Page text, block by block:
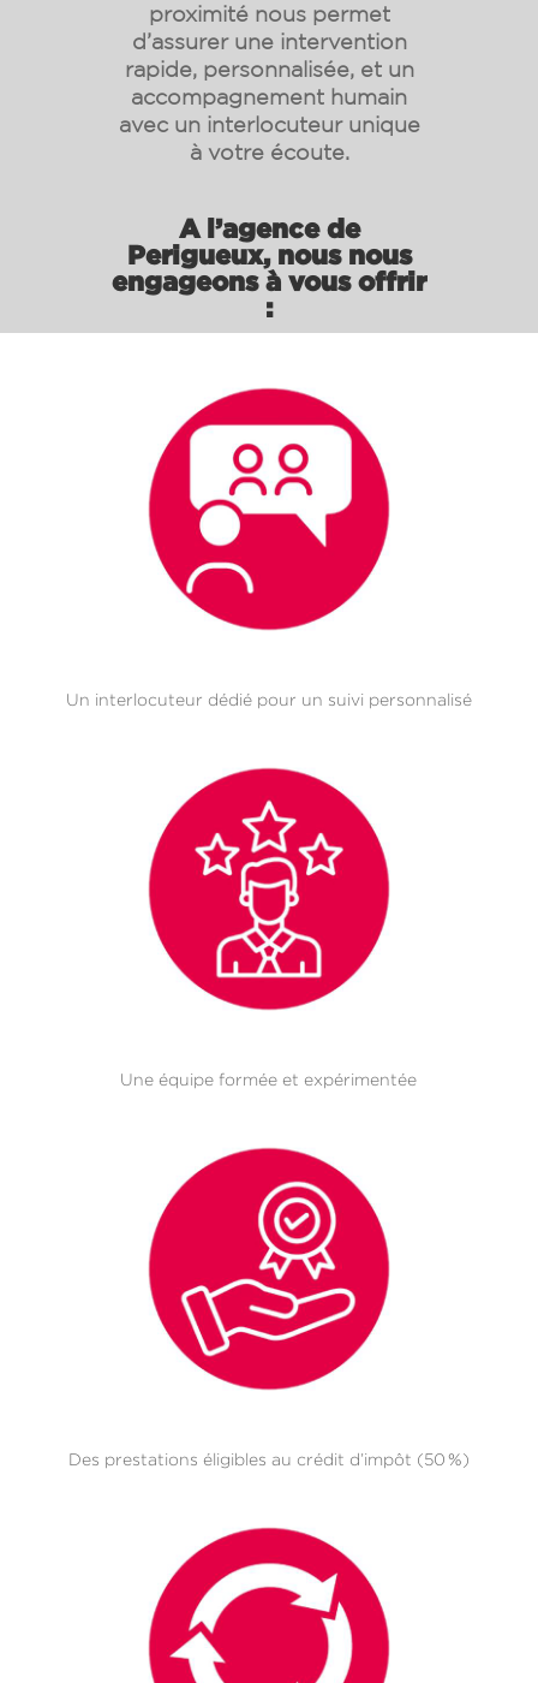
proximité nous permet
d’assurer une intervention
rapide, personnalisée, et un
accompagnement humain
avec un interlocuteur unique
à votre écoute.
A l’agence de
Perigueux, nous nous
engageons à vous offrir
:
Un interlocuteur dédié pour un suivi personnalisé
Une équipe formée et expérimentée
Des prestations éligibles au crédit d’impôt (50 %)